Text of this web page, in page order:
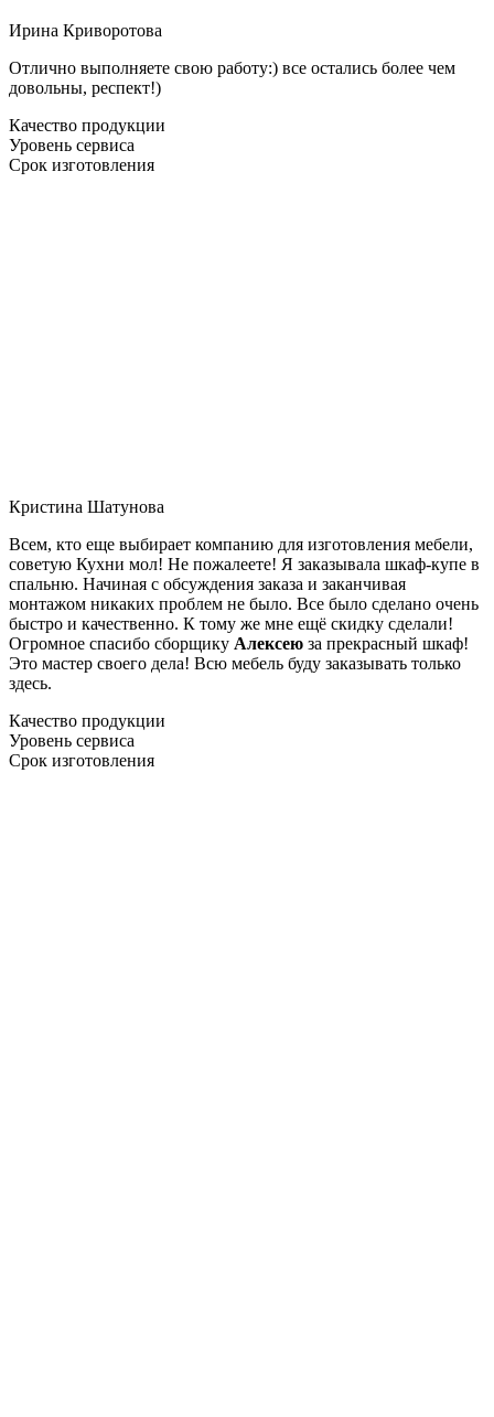
Ирина Криворотова
Отлично выполняете свою работу:) все остались более чем
довольны, респект!)
Качество продукции
Уровень сервиса
Срок изготовления
Кристина Шатунова
Всем, кто еще выбирает компанию для изготовления мебели,
советую Кухни мол! Не пожалеете! Я заказывала шкаф-купе в
спальню. Начиная с обсуждения заказа и заканчивая
монтажом никаких проблем не было. Все было сделано очень
быстро и качественно. К тому же мне ещё скидку сделали!
Огромное спасибо сборщику Алексею за прекрасный шкаф!
Это мастер своего дела! Всю мебель буду заказывать только
здесь.
Качество продукции
Уровень сервиса
Срок изготовления